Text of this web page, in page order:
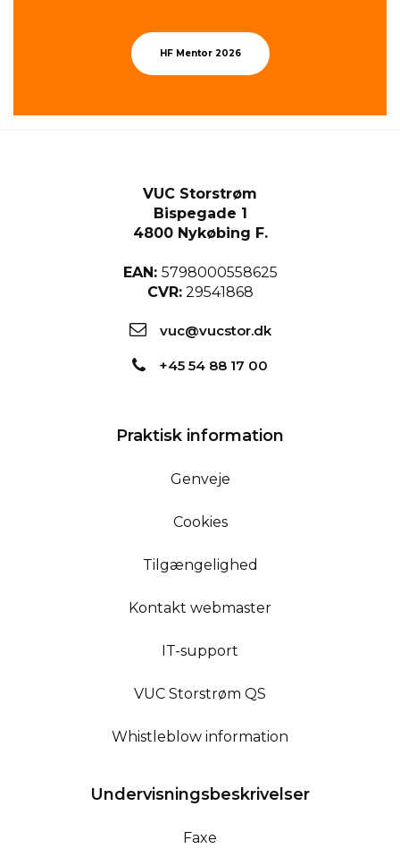
HF Mentor 2026
VUC Storstrøm
Bispegade 1
4800 Nykøbing F.
EAN: 5798000558625
CVR:29541868
vuc@vucstor.dk
+45 54 88 17 00
Praktisk information
Genveje
Cookies
Tilgængelighed
Kontakt webmaster
IT-support
VUC Storstrøm QS
Whistleblow information
Undervisningsbeskrivelser
Faxe